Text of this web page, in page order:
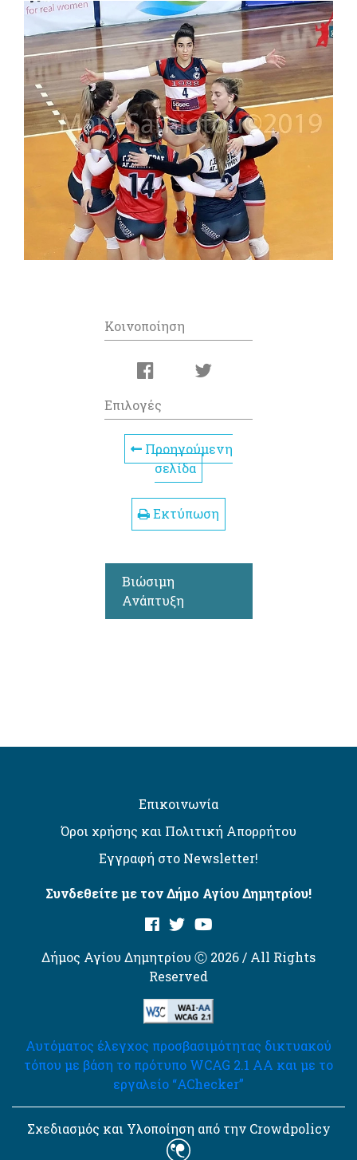
Κοινοποίηση
Επιλογές
Προηγούμενη
σελίδα
Εκτύπωση
Βιώσιμη
Ανάπτυξη
Επικοινωνία
Όροι χρήσης και Πολιτική Απορρήτου
Εγγραφή στο Newsletter!
Συνδεθείτε με τον Δήμο Αγίου Δημητρίου!
Δήμος Αγίου Δημητρίου Ⓒ 2026 / All Rights
Reserved
Αυτόματος έλεγχος προσβασιμότητας δικτυακού
τόπου με βάση το πρότυπο WCAG 2.1 AA και με το
εργαλείο “AChecker”
Σχεδιασμός και Υλοποίηση από την Crowdpolicy